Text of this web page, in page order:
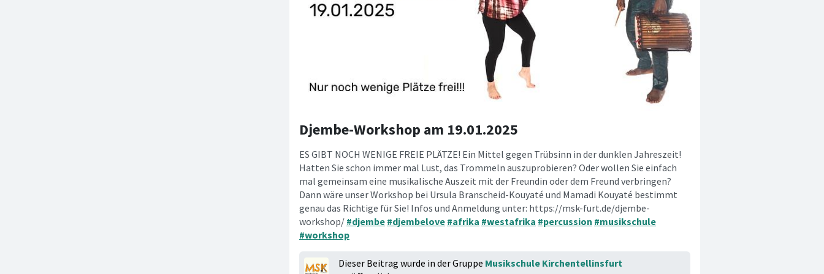
Djembe-Workshop am 19.01.2025
ES GIBT NOCH WENIGE FREIE PLÄTZE! Ein Mittel gegen Trübsinn in der dunklen Jahreszeit!
Hatten Sie schon immer mal Lust, das Trommeln auszuprobieren? Oder wollen Sie einfach
mal gemeinsam eine musikalische Auszeit mit der Freundin oder dem Freund verbringen?
Dann wäre unser Workshop bei Ursula Branscheid-Kouyaté und Mamadi Kouyaté bestimmt
genau das Richtige für Sie! Infos und Anmeldung unter: https://msk-furt.de/djembe-
workshop/ #djembe #djembelove #afrika #westafrika #percussion #musikschule
#workshop
Dieser Beitrag wurde in der Gruppe Musikschule Kirchentellinsfurt